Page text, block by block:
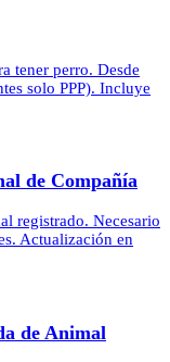
tener perro. Desde
solo PPP). Incluye
de Compañía
registrado. Necesario
Actualización en
de Animal